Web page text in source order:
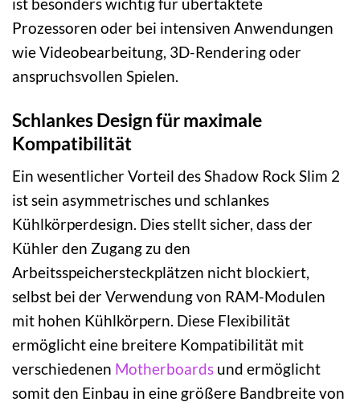
Prozessoren oder bei intensiven Anwendungen
wie Videobearbeitung, 3D-Rendering oder
anspruchsvollen Spielen.
Schlankes Design für maximale
Kompatibilität
Ein wesentlicher Vorteil des Shadow Rock Slim 2
ist sein asymmetrisches und schlankes
Kühlkörperdesign. Dies stellt sicher, dass der
Kühler den Zugang zu den
Arbeitsspeichersteckplätzen nicht blockiert,
selbst bei der Verwendung von RAM-Modulen
mit hohen Kühlkörpern. Diese Flexibilität
ermöglicht eine breitere Kompatibilität mit
verschiedenen Motherboards und ermöglicht
somit den Einbau in eine größere Bandbreite von